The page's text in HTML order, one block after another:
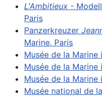
L'Ambitieux -
Paris
Panzerkreuzer
Marine, Paris
Musée de la Marine
Musée de la
Musée de la
Musée national de